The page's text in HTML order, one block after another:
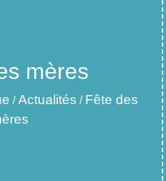
mères
/Actualités / Fête des